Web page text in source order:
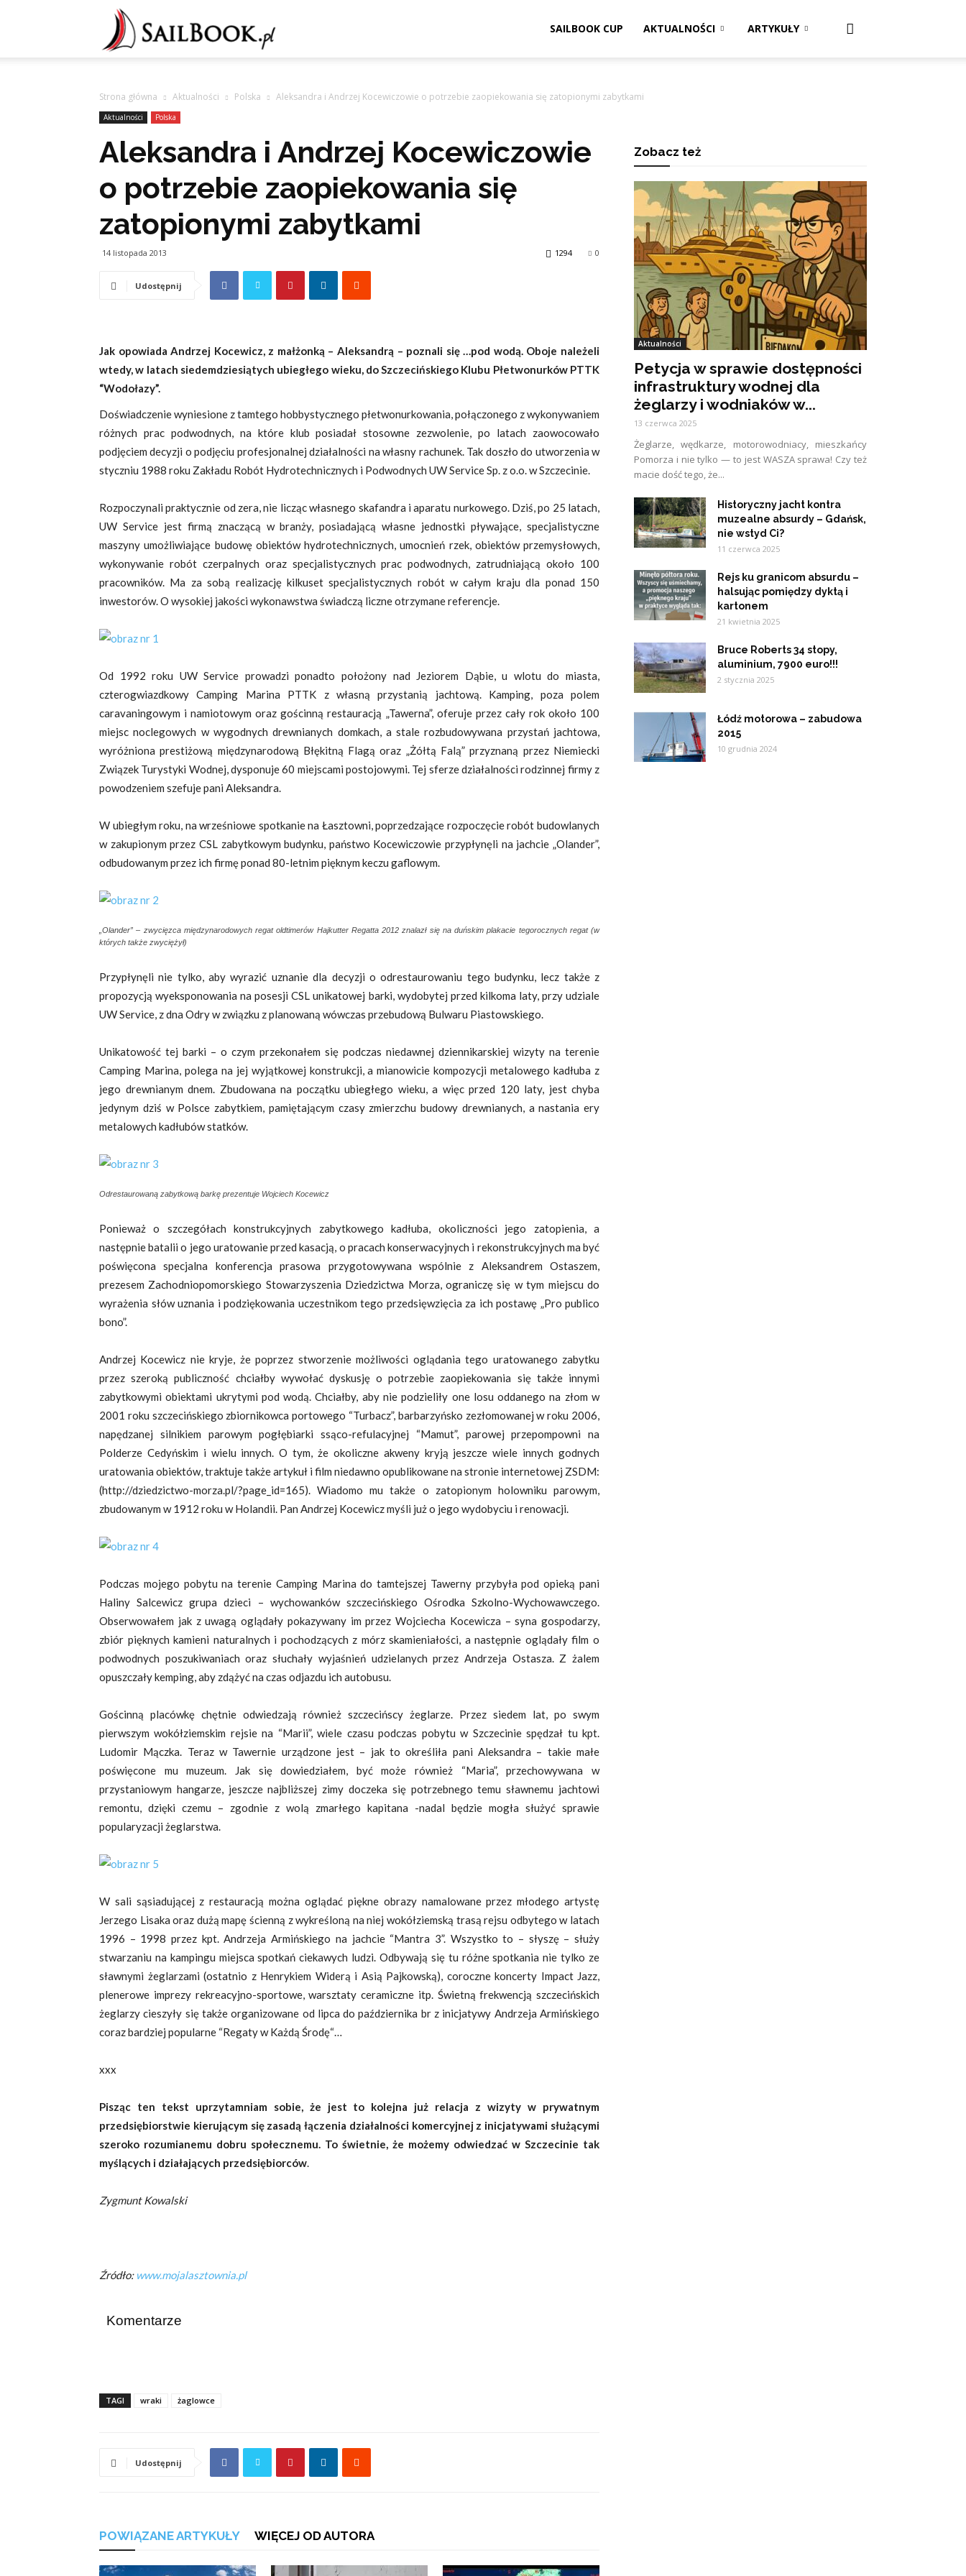
SAILBOOK CUP AKTUALNOŚCI ARTYKUŁY
Strona główna Aktualności Polska Aleksandra i Andrzej Kocewiczowie o potrzebie zaopiekowania się zatopionymi zabytkami
Aktualności Polska
Aleksandra i Andrzej Kocewiczowie
o potrzebie zaopiekowania się
zatopionymi zabytkami
14 listopada 2013 0
1294
Udostępnij
Jak opowiada Andrzej Kocewicz, z małżonką – Aleksandrą – poznali się …pod wodą. Oboje należeli
wtedy, w latach siedemdziesiątych ubiegłego wieku, do Szczecińskiego Klubu Płetwonurków PTTK
“Wodołazy”.
Doświadczenie wyniesione z tamtego hobbystycznego płetwonurkowania, połączonego z wykonywaniem
różnych prac podwodnych, na które klub posiadał stosowne zezwolenie, po latach zaowocowało
podjęciem decyzji o podjęciu profesjonalnej działalności na własny rachunek. Tak doszło do utworzenia w
styczniu 1988 roku Zakładu Robót Hydrotechnicznych i Podwodnych UW Service Sp. z o.o. w Szczecinie.
Rozpoczynali praktycznie od zera, nie licząc własnego skafandra i aparatu nurkowego. Dziś, po 25 latach,
UW Service jest firmą znaczącą w branży, posiadającą własne jednostki pływające, specjalistyczne
maszyny umożliwiające budowę obiektów hydrotechnicznych, umocnień rzek, obiektów przemysłowych,
wykonywanie robót czerpalnych oraz specjalistycznych prac podwodnych, zatrudniającą około 100
pracowników. Ma za sobą realizację kilkuset specjalistycznych robót w całym kraju dla ponad 150
inwestorów. O wysokiej jakości wykonawstwa świadczą liczne otrzymane referencje.
Od 1992 roku UW Service prowadzi ponadto położony nad Jeziorem Dąbie, u wlotu do miasta,
czterogwiazdkowy Camping Marina PTTK z własną przystanią jachtową. Kamping, poza polem
caravaningowym i namiotowym oraz gościnną restauracją „Tawerna”, oferuje przez cały rok około 100
miejsc noclegowych w wygodnych drewnianych domkach, a stale rozbudowywana przystań jachtowa,
wyróżniona prestiżową międzynarodową Błękitną Flagą oraz „Żółtą Falą” przyznaną przez Niemiecki
Związek Turystyki Wodnej, dysponuje 60 miejscami postojowymi. Tej sferze działalności rodzinnej firmy z
powodzeniem szefuje pani Aleksandra.
W ubiegłym roku, na wrześniowe spotkanie na Łasztowni, poprzedzające rozpoczęcie robót budowlanych
w zakupionym przez CSL zabytkowym budynku, państwo Kocewiczowie przypłynęli na jachcie „Olander”,
odbudowanym przez ich firmę ponad 80-letnim pięknym keczu gaflowym.
„Olander” – zwycięzca międzynarodowych regat oldtimerów Hajkutter Regatta 2012 znalazł się na duńskim plakacie tegorocznych regat (w
których także zwyciężył)
Przypłynęli nie tylko, aby wyrazić uznanie dla decyzji o odrestaurowaniu tego budynku, lecz także z
propozycją wyeksponowania na posesji CSL unikatowej barki, wydobytej przed kilkoma laty, przy udziale
UW Service, z dna Odry w związku z planowaną wówczas przebudową Bulwaru Piastowskiego.
Unikatowość tej barki – o czym przekonałem się podczas niedawnej dziennikarskiej wizyty na terenie
Camping Marina, polega na jej wyjątkowej konstrukcji, a mianowicie kompozycji metalowego kadłuba z
jego drewnianym dnem. Zbudowana na początku ubiegłego wieku, a więc przed 120 laty, jest chyba
jedynym dziś w Polsce zabytkiem, pamiętającym czasy zmierzchu budowy drewnianych, a nastania ery
metalowych kadłubów statków.
Odrestaurowaną zabytkową barkę prezentuje Wojciech Kocewicz
Ponieważ o szczegółach konstrukcyjnych zabytkowego kadłuba, okoliczności jego zatopienia, a
następnie batalii o jego uratowanie przed kasacją, o pracach konserwacyjnych i rekonstrukcyjnych ma być
poświęcona specjalna konferencja prasowa przygotowywana wspólnie z Aleksandrem Ostaszem,
prezesem Zachodniopomorskiego Stowarzyszenia Dziedzictwa Morza, ograniczę się w tym miejscu do
wyrażenia słów uznania i podziękowania uczestnikom tego przedsięwzięcia za ich postawę „Pro publico
bono”.
Andrzej Kocewicz nie kryje, że poprzez stworzenie możliwości oglądania tego uratowanego zabytku
przez szeroką publiczność chciałby wywołać dyskusję o potrzebie zaopiekowania się także innymi
zabytkowymi obiektami ukrytymi pod wodą. Chciałby, aby nie podzieliły one losu oddanego na złom w
2001 roku szczecińskiego zbiornikowca portowego “Turbacz”, barbarzyńsko zezłomowanej w roku 2006,
napędzanej silnikiem parowym pogłębiarki ssąco-refulacyjnej “Mamut”, parowej przepompowni na
Polderze Cedyńskim i wielu innych. O tym, że okoliczne akweny kryją jeszcze wiele innych godnych
uratowania obiektów, traktuje także artykuł i film niedawno opublikowane na stronie internetowej ZSDM:
(http://dziedzictwo-morza.pl/?page_id=165). Wiadomo mu także o zatopionym holowniku parowym,
zbudowanym w 1912 roku w Holandii. Pan Andrzej Kocewicz myśli już o jego wydobyciu i renowacji.
Podczas mojego pobytu na terenie Camping Marina do tamtejszej Tawerny przybyła pod opieką pani
Haliny Salcewicz grupa dzieci – wychowanków szczecińskiego Ośrodka Szkolno-Wychowawczego.
Obserwowałem jak z uwagą oglądały pokazywany im przez Wojciecha Kocewicza – syna gospodarzy,
zbiór pięknych kamieni naturalnych i pochodzących z mórz skamieniałości, a następnie oglądały film o
podwodnych poszukiwaniach oraz słuchały wyjaśnień udzielanych przez Andrzeja Ostasza. Z żalem
opuszczały kemping, aby zdążyć na czas odjazdu ich autobusu.
Gościnną placówkę chętnie odwiedzają również szczecińscy żeglarze. Przez siedem lat, po swym
pierwszym wokółziemskim rejsie na “Marii”, wiele czasu podczas pobytu w Szczecinie spędzał tu kpt.
Ludomir Mączka. Teraz w Tawernie urządzone jest – jak to określiła pani Aleksandra – takie małe
poświęcone mu muzeum. Jak się dowiedziałem, być może również “Maria”, przechowywana w
przystaniowym hangarze, jeszcze najbliższej zimy doczeka się potrzebnego temu sławnemu jachtowi
remontu, dzięki czemu – zgodnie z wolą zmarłego kapitana -nadal będzie mogła służyć sprawie
popularyzacji żeglarstwa.
W sali sąsiadującej z restauracją można oglądać piękne obrazy namalowane przez młodego artystę
Jerzego Lisaka oraz dużą mapę ścienną z wykreśloną na niej wokółziemską trasą rejsu odbytego w latach
1996 – 1998 przez kpt. Andrzeja Armińskiego na jachcie “Mantra 3”. Wszystko to – słyszę – służy
stwarzaniu na kampingu miejsca spotkań ciekawych ludzi. Odbywają się tu różne spotkania nie tylko ze
sławnymi żeglarzami (ostatnio z Henrykiem Widerą i Asią Pajkowską), coroczne koncerty Impact Jazz,
plenerowe imprezy rekreacyjno-sportowe, warsztaty ceramiczne itp. Świetną frekwencją szczecińskich
żeglarzy cieszyły się także organizowane od lipca do października br z inicjatywy Andrzeja Armińskiego
coraz bardziej popularne “Regaty w Każdą Środę“…
xxx
Pisząc ten tekst uprzytamniam sobie, że jest to kolejna już relacja z wizyty w prywatnym
przedsiębiorstwie kierującym się zasadą łączenia działalności komercyjnej z inicjatywami służącymi
szeroko rozumianemu dobru społecznemu. To świetnie, że możemy odwiedzać w Szczecinie tak
myślących i działających przedsiębiorców.
Zygmunt Kowalski
Źródło: www.mojalasztownia.pl
Komentarze
TAGI wraki żaglowce
Udostępnij
POWIĄZANE ARTYKUŁY WIĘCEJ OD AUTORA
Zobacz też
Aktualności
Petycja w sprawie dostępności
infrastruktury wodnej dla
żeglarzy i wodniaków w...
13 czerwca 2025
Żeglarze, wędkarze, motorowodniacy, mieszkańcy
Pomorza i nie tylko — to jest WASZA sprawa! Czy też
macie dość tego, że...
Historyczny jacht kontra
muzealne absurdy – Gdańsk,
nie wstyd Ci?
11 czerwca 2025
Rejs ku granicom absurdu –
halsując pomiędzy dyktą i
kartonem
21 kwietnia 2025
Bruce Roberts 34 stopy,
aluminium, 7900 euro!!!
2 stycznia 2025
Łódź motorowa – zabudowa
2015
10 grudnia 2024